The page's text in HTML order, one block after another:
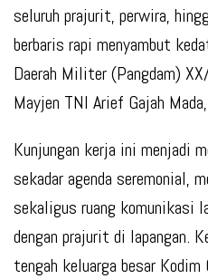
seluruh prajurit, perwira,
berbaris rapi menyambut
Daerah Militer (Pangdam)
Mayjen TNI Arief Gajah
Kunjungan kerja ini menjadi
sekadar agenda seremonial,
sekaligus ruang komunikasi
dengan prajurit di lapangan.
tengah keluarga besar